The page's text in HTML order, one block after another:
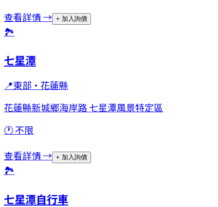
查看詳情 → + 加入詢價
🏞
七星潭
📍東部 · 花蓮縣
花蓮縣新城鄉海岸路 七星潭風景特定區
🕐不限
查看詳情 → + 加入詢價
🏞
七星潭自行車